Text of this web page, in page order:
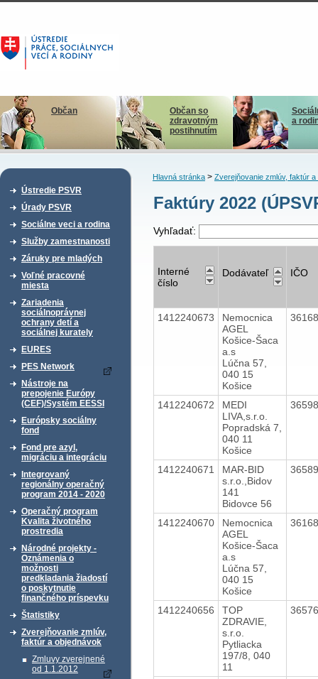
Občan
Občan so
zdravotným
postihnutím
a
Ústredie PSVR
Úrady PSVR
Sociálne veci a rodina
Služby zamestnanosti
Záruky pre mladých
Voľné pracovné
miesta
Zariadenia
sociálnoprávnej
ochrany detí a
sociálnej kurately
EURES
PES Network
Nástroje na
prepojenie Európy
(CEF)/Systém EESSI
Európsky sociálny
fond
Fond pre azyl,
migráciu a integráciu
Integrovaný
regionálny operačný
program 2014 - 2020
Operačný program
Kvalita životného
prostredia
Národné projekty -
Oznámenia o
možnosti
predkladania žiadostí
o poskytnutie
finančného príspevku
Štatistiky
Zverejňovanie zmlúv,
faktúr a objednávok
Zmluvy zverejnené
od 1.1.2012
Hlavná stránka> Zverejňovanie zmlúv, faktúr a
Faktúry 2022
Vyhľadať:
Interné
číslo
Dodávateľ IČO
1412240673
Nemocnica
AGEL
Košice-Šaca
a.s
Lúčna 57,
040 15
Košice
1412240672
MEDI
LIVA,s.r.o.
Popradská 7,
040 11
Košice
1412240671
MAR-BID
s.r.o.,Bidov
141
Bidovce 56
1412240670
Nemocnica
AGEL
Košice-Šaca
a.s
Lúčna 57,
040 15
Košice
1412240656
TOP
ZDRAVIE,
s.r.o.
Pytliacka
197/8, 040
11